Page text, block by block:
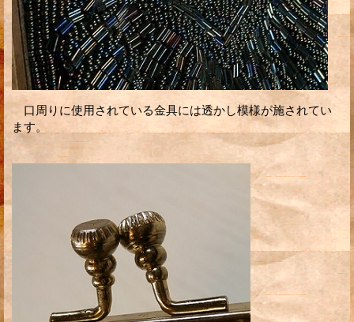
口周りに使用されている金具には透かし模様が施されてい
ます。